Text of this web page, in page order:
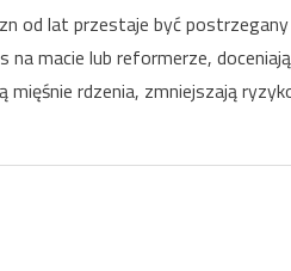
od lat przestaje być postrzegany
na macie lub reformerze,
mięśnie rdzenia, zmniejszają